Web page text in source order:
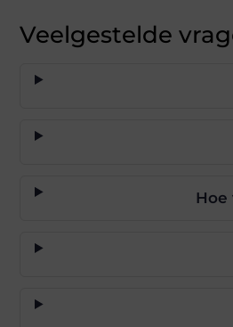
Veelgestelde